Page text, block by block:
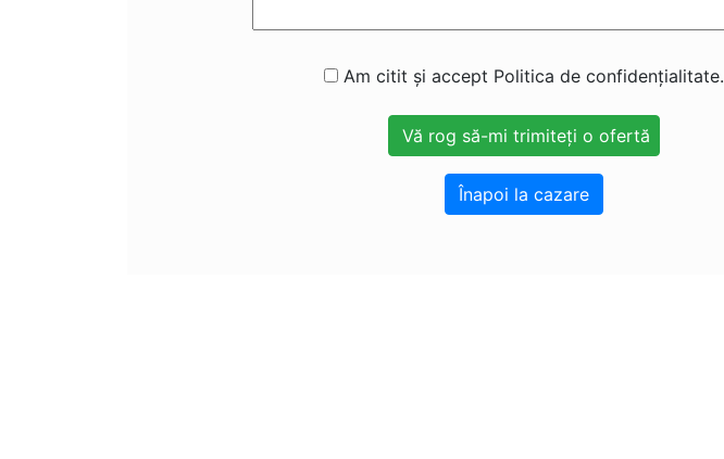
Am citit și accept Politica de confidențialitate.
Înapoi la cazare